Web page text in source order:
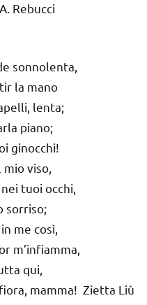
Rebucci
sonnolenta,
la mano
lenta;
piano;
ginocchi!
mio viso,
tuoi occhi,
sorriso;
me così,
m’infiamma,
qui,
mamma! Zietta Liù